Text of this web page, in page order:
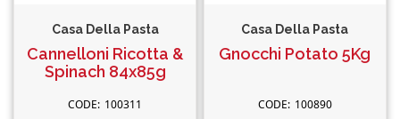
Casa Della Pasta
Cannelloni Ricotta &
Spinach 84x85g
100311
Casa Della Pasta
Gnocchi Potato 5Kg
100890